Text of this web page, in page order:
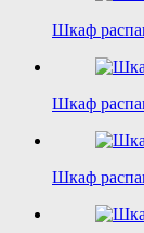
Шкаф
Шкаф
Шкаф